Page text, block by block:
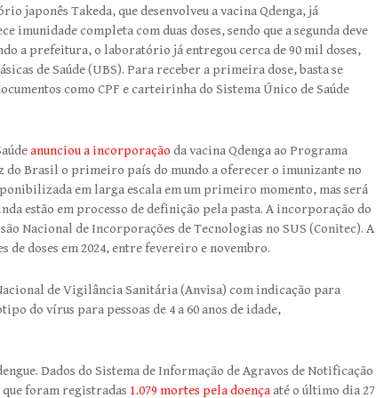
japonês Takeda, que desenvolveu a vacina Qdenga, já
imunidade completa com duas doses, sendo que a segunda deve
a prefeitura, o laboratório já entregou cerca de 90 mil doses,
de Saúde (UBS). Para receber a primeira dose, basta se
como CPF e carteirinha do Sistema Único de Saúde
anunciou a incorporação da vacina Qdenga ao Programa
do Brasil o primeiro país do mundo a oferecer o imunizante no
em larga escala em um primeiro momento, mas será
estão em processo de definição pela pasta. A incorporação do
Nacional de Incorporações de Tecnologias no SUS (Conitec). A
de doses em 2024, entre fevereiro e novembro.
de Vigilância Sanitária (Anvisa) com indicação para
do vírus para pessoas de 4 a 60 anos de idade,
Dados do Sistema de Informação de Agravos de Notificação
foram registradas 1.079 mortes pela doençaaté o último dia 27